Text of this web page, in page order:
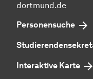
dortmund.de
Personensuche
Interaktive Karte